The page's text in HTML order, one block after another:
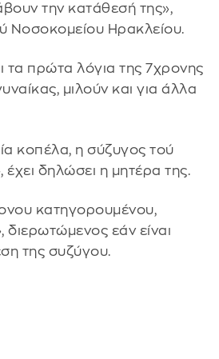
την κατάθεσή της»,
Νοσοκομείου Ηρακλείου.
τα πρώτα λόγια της 7χρονης
μιλούν και για άλλα
κοπέλα, η σύζυγος τού
έχει δηλώσει η μητέρα της.
κατηγορουμένου,
εάν είναι
της συζύγου.